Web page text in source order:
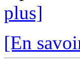
plus]
[En